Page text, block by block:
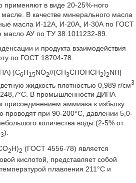
применяют в виде 20-25%-ного
В качестве минерального масла
масла И-12А, И-20А, И-30А по ГОСТ
масло АУ по ТУ 38.1011232-89.
и продукта взаимодействия
по ГОСТ 18704-78.
[C6H15NO2//(CH3CHOHCH2)2NH]
жидкость плотностью 0,989 г/см3
248,7°C. В промышленности ДИПА
присоединением аммиака к избытку
проводят при 90-200°C, давлении 5,0-
количества воды (2-5% от
3).
2Н)2 (ГОСТ 4556-78) является
кислотой, представляет собой
плавления 211°C и